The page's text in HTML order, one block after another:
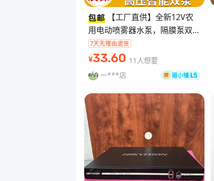
【工厂直供】全新12V农
用电动喷雾器水泵，隔膜泵双泵
设计，高 压自吸，大功率马
达，动力足，出水压力大。适合
农用打药、兑药
¥33.60 11人想要
一***店